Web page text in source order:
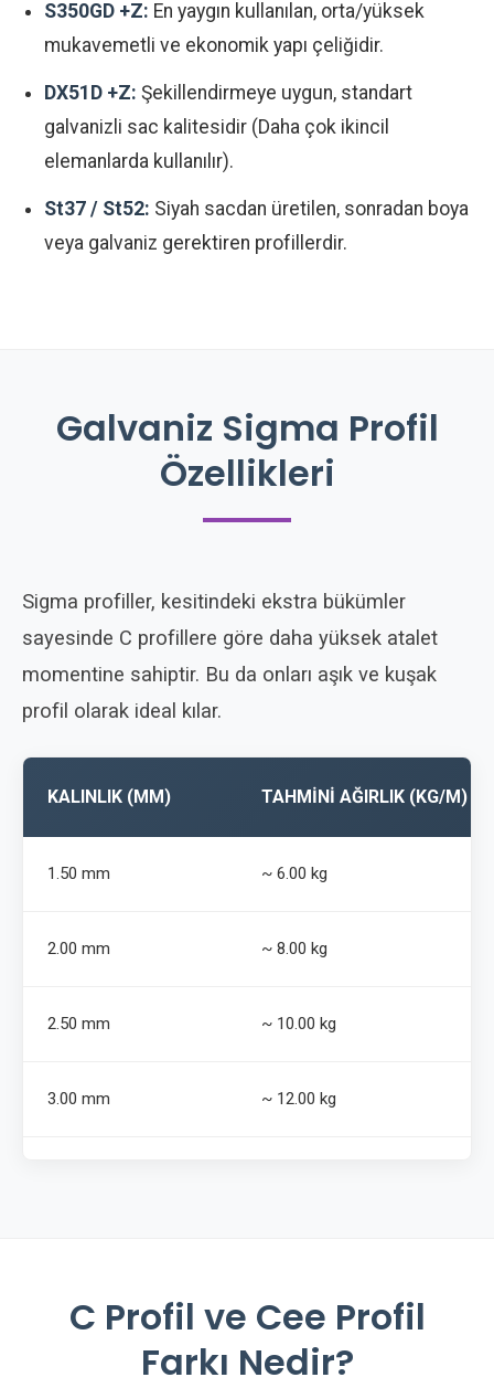
S350GD +Z: En yaygın kullanılan, orta/yüksek
mukavemetli ve ekonomik yapı çeliğidir.
DX51D +Z: Şekillendirmeye uygun, standart
galvanizli sac kalitesidir (Daha çok ikincil
elemanlarda kullanılır).
St37 / St52: Siyah sacdan üretilen, sonradan boya
veya galvaniz gerektiren profillerdir.
Galvaniz Sigma Profil
Özellikleri
Sigma profiller, kesitindeki ekstra bükümler
sayesinde C profillere göre daha yüksek atalet
momentine sahiptir. Bu da onları aşık ve kuşak
profil olarak ideal kılar.
KALINLIK (MM) TAHMINI AĞIRLIK (KG/M)
1.50 mm ~ 6.00 kg
2.00 mm ~ 8.00 kg
2.50 mm ~ 10.00 kg
3.00 mm ~ 12.00 kg
C Profil ve Cee Profil
Farkı Nedir?